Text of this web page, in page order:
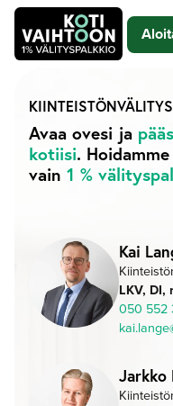
Siirry
sisältöön
KIINTEISTÖNVÄLITYS
Avaa ovesi ja
kotiisi.
vain 1 %
Kai
LKV, DI,
050 552
Jarkko